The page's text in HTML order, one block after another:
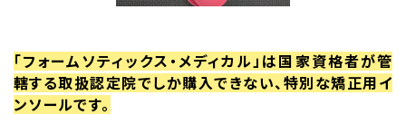
「フォームソティックス・メディカル」は国家資格者が管
轄する取扱認定院でしか購入できない、特別な矯正用イ
ンソールです。